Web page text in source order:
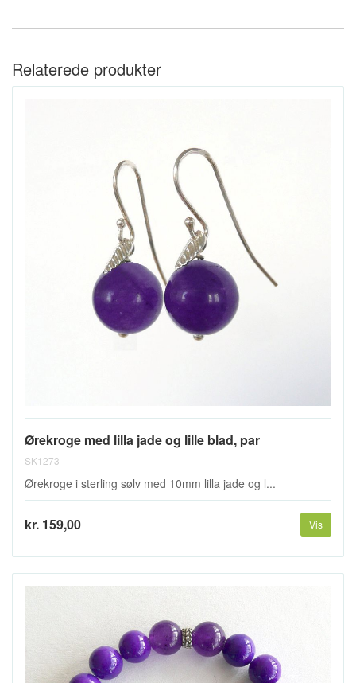
Relaterede produkter
Ørekroge med lilla jade og lille blad, par
SK1273
Ørekroge i sterling sølv med 10mm lilla jade og l...
kr. 159,00 Vis